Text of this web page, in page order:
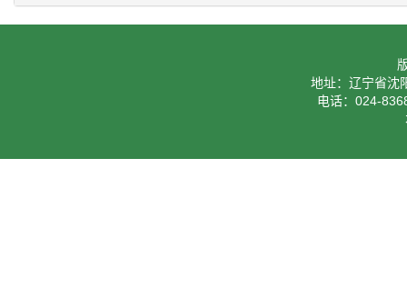
地址：辽宁省沈
电话：024-